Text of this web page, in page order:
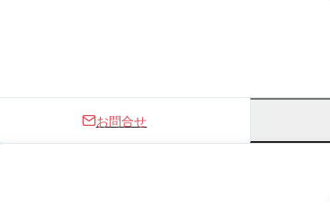
お問合せ